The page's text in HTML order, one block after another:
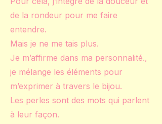
de la rondeur pour me faire
entendre.
Mais je ne me tais plus.
Je m’affirme dans ma personnalité.,
je mélange les éléments pour
m’exprimer à travers le bijou.
Les perles sont des mots qui parlent
à leur façon.